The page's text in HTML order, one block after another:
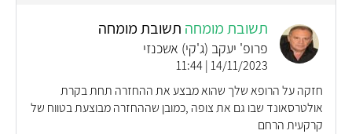
תשובת מומחה תשובת מומחה
פרופ' יעקב (ג'קי) אשכנזי
14/11/2023 | 11:44
חזקה על הרופא שלך שהוא מבצע את ההחזרה תחת בקרת
אולטרסאונד שבו גם את צופה ,כמובן שההחזרה מבוצעת בטווח של
קרקעית הרחם